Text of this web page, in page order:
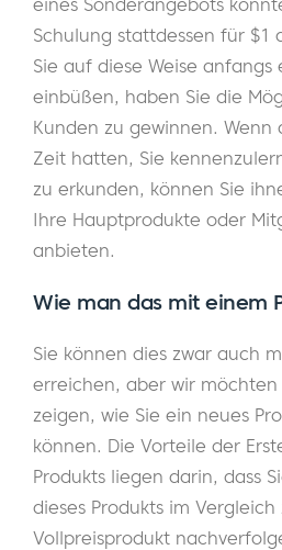
Schulung stattdessen für $1
Sie auf diese Weise anfangs
einbüßen, haben Sie die
Kunden zu gewinnen. Wenn
Zeit hatten, Sie
zu erkunden, können Sie
Ihre Hauptprodukte oder
anbieten.
Wie man das mit einem
Sie können dies zwar auch
erreichen, aber wir
zeigen, wie Sie ein neues
können. Die Vorteile der
Produkts liegen darin, dass
dieses Produkts im Vergleich
Vollpreisprodukt